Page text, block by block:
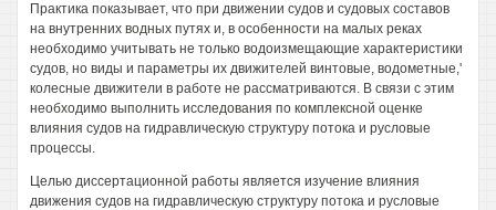
Практика показывает, что при движении судов и судовых составов
на внутренних водных путях и, в особенности на малых реках
необходимо учитывать не только водоизмещающие характеристики
судов, но виды и параметры их движителей винтовые, водометные,'
колесные движители в работе не рассматриваются. В связи с этим
необходимо выполнить исследования по комплексной оценке
влияния судов на гидравлическую структуру потока и русловые
процессы.
Целью диссертационной работы является изучение влияния
движения судов на гидравлическую структуру потока и русловые